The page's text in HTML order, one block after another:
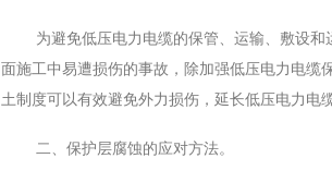
为避免低压电力电缆的保管、运输、敷设
面施工中易遭损伤的事故，除加强低压电力电缆
土制度可以有效避免外力损伤，延长低压电力电
二、保护层腐蚀的应对方法。